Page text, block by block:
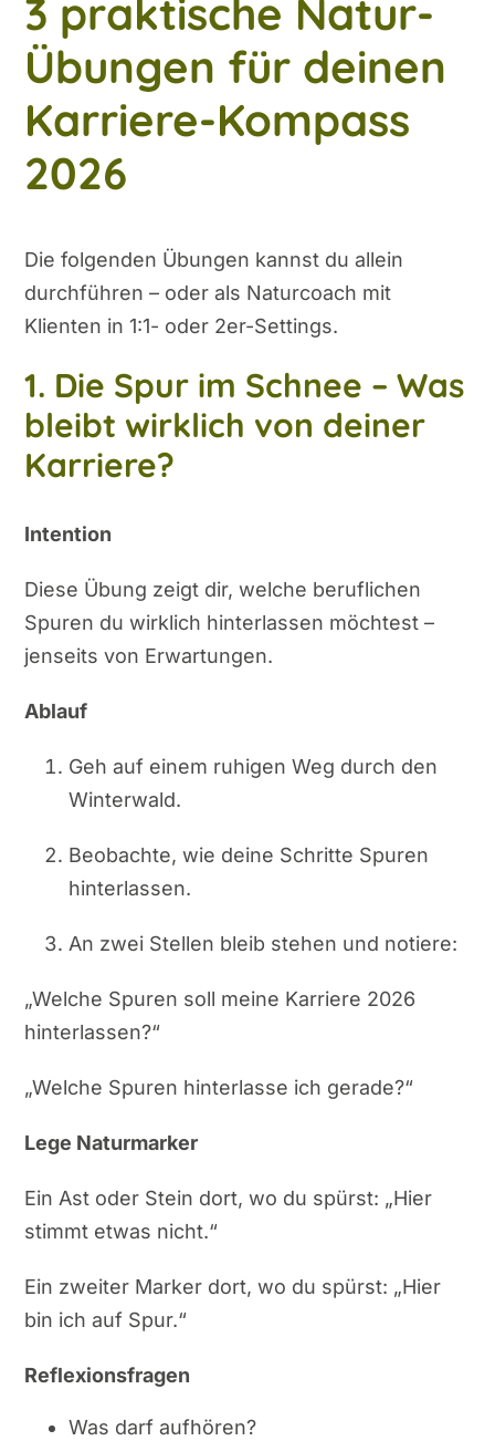
3 praktische Natur-
Übungen für deinen
Karriere-Kompass
2026
Die folgenden Übungen kannst du allein
durchführen – oder als Naturcoach mit
Klienten in 1:1- oder 2er-Settings.
1. Die Spur im Schnee – Was
bleibt wirklich von deiner
Karriere?
Intention
Diese Übung zeigt dir, welche beruflichen
Spuren du wirklich hinterlassen möchtest –
jenseits von Erwartungen.
Ablauf
Geh auf einem ruhigen Weg durch den
Winterwald.
Beobachte, wie deine Schritte Spuren
hinterlassen.
An zwei Stellen bleib stehen und notiere:
„Welche Spuren soll meine Karriere 2026
hinterlassen?“
„Welche Spuren hinterlasse ich gerade?“
Lege Naturmarker
Ein Ast oder Stein dort, wo du spürst: „Hier
stimmt etwas nicht.“
Ein zweiter Marker dort, wo du spürst: „Hier
bin ich auf Spur.“
Reflexionsfragen
Was darf aufhören?